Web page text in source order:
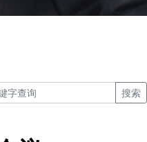
搜索